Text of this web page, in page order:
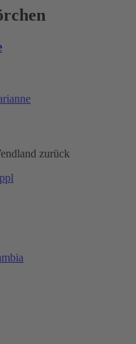
zurück